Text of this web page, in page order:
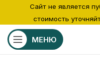
МЕНЮ
Сайт не является
стоимость